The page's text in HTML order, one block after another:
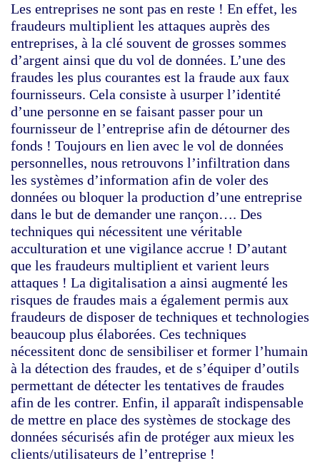
Les entreprises ne sont pas en reste ! En effet, les
fraudeurs multiplient les attaques auprès des
entreprises, à la clé souvent de grosses sommes
d’argent ainsi que du vol de données. L’une des
fraudes les plus courantes est la fraude aux faux
fournisseurs. Cela consiste à usurper l’identité
d’une personne en se faisant passer pour un
fournisseur de l’entreprise afin de détourner des
fonds ! Toujours en lien avec le vol de données
personnelles, nous retrouvons l’infiltration dans
les systèmes d’information afin de voler des
données ou bloquer la production d’une entreprise
dans le but de demander une rançon…. Des
techniques qui nécessitent une véritable
acculturation et une vigilance accrue ! D’autant
que les fraudeurs multiplient et varient leurs
attaques ! La digitalisation a ainsi augmenté les
risques de fraudes mais a également permis aux
fraudeurs de disposer de techniques et technologies
beaucoup plus élaborées. Ces techniques
nécessitent donc de sensibiliser et former l’humain
à la détection des fraudes, et de s’équiper d’outils
permettant de détecter les tentatives de fraudes
afin de les contrer. Enfin, il apparaît indispensable
de mettre en place des systèmes de stockage des
données sécurisés afin de protéger aux mieux les
clients/utilisateurs de l’entreprise !